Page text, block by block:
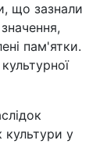
що зазнали
пам'ятки.
культури у